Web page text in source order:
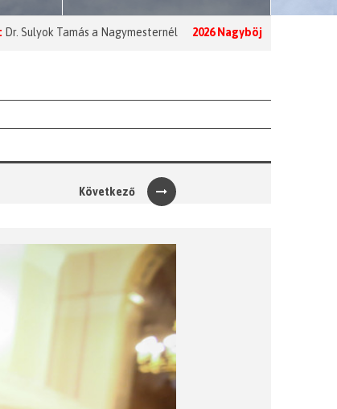
Tamás a Nagymesternél 2026 Nagyböjt: A Nagymester
Következő